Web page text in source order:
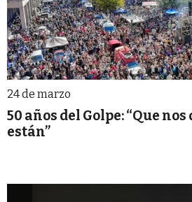
24 de marzo
50 años del Golpe: “Que
están”